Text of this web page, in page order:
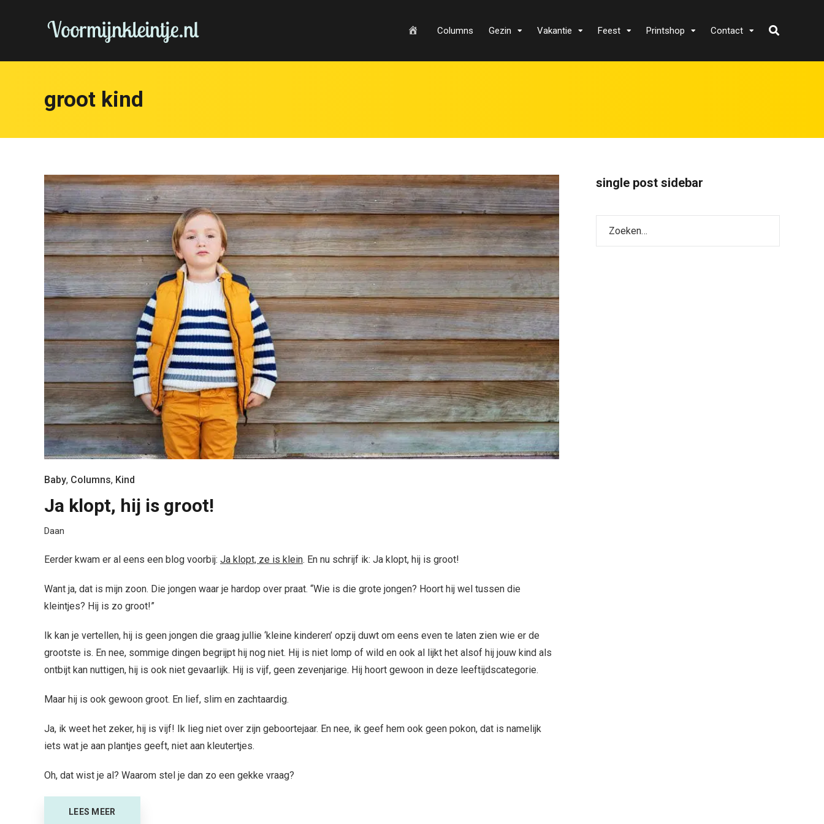
e
Columns Gezin Vakantie Feest Printshop Contact
groot kind
Baby, Columns, Kind
Ja klopt, hij is groot!
Daan
Eerder kwam er al eens een blog voorbij: Ja klopt, ze is klein. En nu schrijf ik: Ja klopt, hij is groot!
Want ja, dat is mijn zoon. Die jongen waar je hardop over praat. “Wie is die grote jongen? Hoort hij wel tussen die
kleintjes? Hij is zo groot!”
Ik kan je vertellen, hij is geen jongen die graag jullie ‘kleine kinderen’ opzij duwt om eens even te laten zien wie er de
grootste is. En nee, sommige dingen begrijpt hij nog niet. Hij is niet lomp of wild en ook al lijkt het alsof hij jouw kind als
ontbijt kan nuttigen, hij is ook niet gevaarlijk. Hij is vijf, geen zevenjarige. Hij hoort gewoon in deze leeftijdscategorie.
Maar hij is ook gewoon groot. En lief, slim en zachtaardig.
Ja, ik weet het zeker, hij is vijf! Ik lieg niet over zijn geboortejaar. En nee, ik geef hem ook geen pokon, dat is namelijk
iets wat je aan plantjes geeft, niet aan kleutertjes.
Oh, dat wist je al? Waarom stel je dan zo een gekke vraag?
LEES MEER
single post sidebar